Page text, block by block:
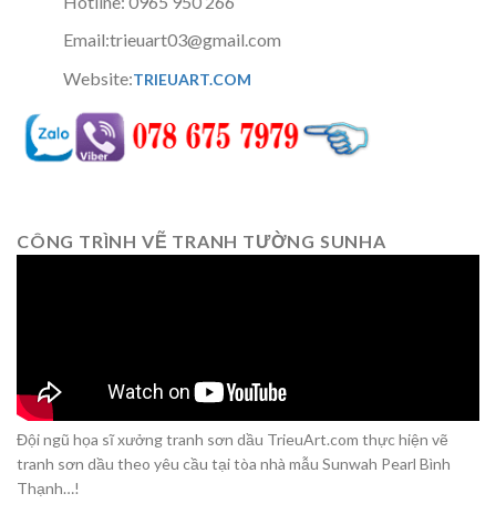
Email:trieuart03@gmail.com
Website:TRIEUART.COM
CÔNG TRÌNH VẼ TRANH TƯỜNG SUNHA
Đội ngũ họa sĩ xưởng tranh sơn dầu TrieuArt.com thực hiện vẽ
tranh sơn dầu theo yêu cầu tại tòa nhà mẫu Sunwah Pearl Bình
Thạnh…!